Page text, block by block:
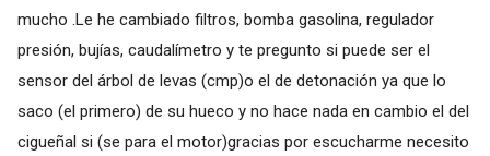
mucho .Le he cambiado filtros, bomba gasolina, regulador
presión, bujías, caudalímetro y te pregunto si puede ser el
sensor del árbol de levas (cmp)o el de detonación ya que lo
saco (el primero) de su hueco y no hace nada en cambio el del
cigueñal si (se para el motor)gracias por escucharme necesito